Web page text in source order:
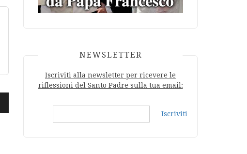
NEWSLETTER
Iscriviti alla newsletter per ricevere le
riflessioni del Santo Padre sulla tua email:
Iscriviti